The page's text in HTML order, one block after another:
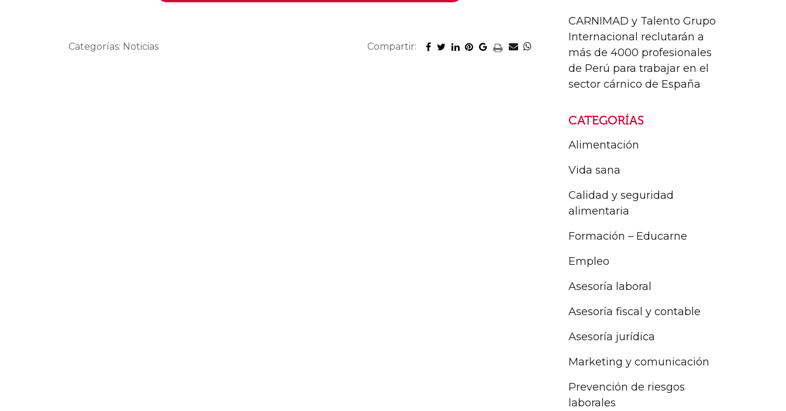
Categorías: Noticias Compartir:
CARNIMAD y Talento Grupo
Internacional reclutarán a
más de 4000 profesionales
de Perú para trabajar en el
sector cárnico de España
CATEGORÍAS
Alimentación
Vida sana
Calidad y seguridad
alimentaria
Formación – Educarne
Empleo
Asesoría laboral
Asesoría fiscal y contable
Asesoría jurídica
Marketing y comunicación
Prevención de riesgos
laborales